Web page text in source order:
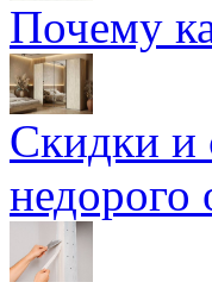
Почему
Скидки и
недорого